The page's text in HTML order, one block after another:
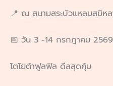
📍 ณ สนามสระบัวแหลมสมิห
📅 วัน 3 -14 กรกฎาคม 2569
โตโยต้าฟูลฟิล ดีลสุดคุ้ม